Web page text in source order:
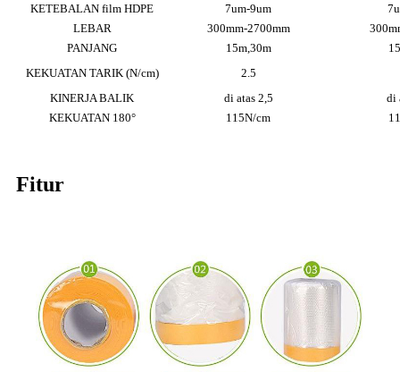
KETEBALAN film HDPE
7um-9um
LEBAR
300mm-2700mm
PANJANG
15m,30m
KEKUATAN TARIK (N/cm)
2.5
KINERJA BALIK
di atas 2,5
di
KEKUATAN 180°
115N/cm
Fitur